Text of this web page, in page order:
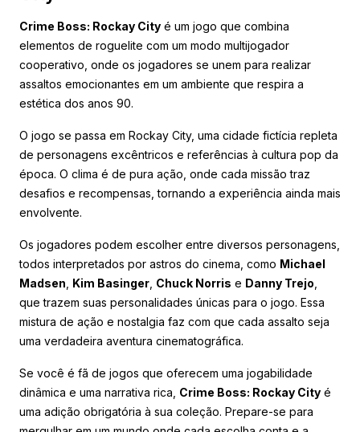
Crime Boss: Rockay City é um jogo que combina
elementos de roguelite com um modo multijogador
cooperativo, onde os jogadores se unem para realizar
assaltos emocionantes em um ambiente que respira a
estética dos anos 90.
O jogo se passa em Rockay City, uma cidade fictícia repleta
de personagens excêntricos e referências à cultura pop da
época. O clima é de pura ação, onde cada missão traz
desafios e recompensas, tornando a experiência ainda mais
envolvente.
Os jogadores podem escolher entre diversos personagens,
todos interpretados por astros do cinema, como Michael
Madsen Kim Basinger Chuck Norris e Danny Trejo
que trazem suas personalidades únicas para o jogo. Essa
mistura de ação e nostalgia faz com que cada assalto seja
uma verdadeira aventura cinematográfica.
Se você é fã de jogos que oferecem uma jogabilidade
dinâmica e uma narrativa rica, Crime Boss: Rockay City é
uma adição obrigatória à sua coleção. Prepare-se para